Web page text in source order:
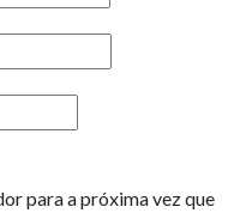
para a próxima vez que